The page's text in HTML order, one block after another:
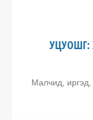
УЦУОШГ:
Малчид, иргэд,